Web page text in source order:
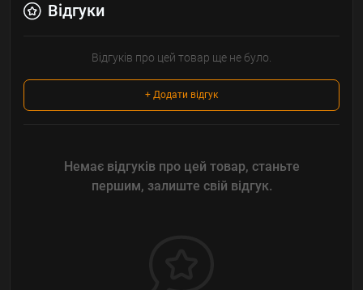
Відгуки
Відгуків про цей товар ще не було.
+ Додати відгук
Немає відгуків про цей товар, станьте
першим, залиште свій відгук.